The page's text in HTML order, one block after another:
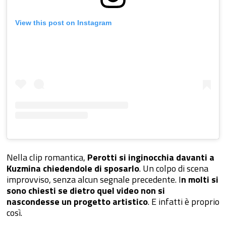
View this post on Instagram
Nella clip romantica, Perotti si inginocchia davanti a
Kuzmina chiedendole di sposarlo. Un colpo di scena
improvviso, senza alcun segnale precedente. In molti si
sono chiesti se dietro quel video non si
nascondesse un progetto artistico. E infatti è proprio
così.